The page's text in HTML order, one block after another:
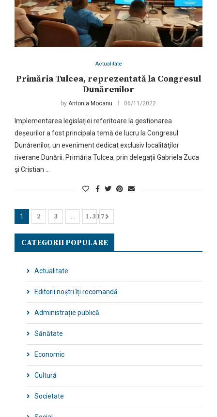
Actualitate
Primăria Tulcea, reprezentată la Congresul
Dunărenilor
by Antonia Mocanu 06/11/2022
Implementarea legislației referitoare la gestionarea
deșeurilor a fost principala temă de lucru la Congresul
Dunărenilor, un eveniment dedicat exclusiv localităţilor
riverane Dunării. Primăria Tulcea, prin delegații Gabriela Zuca
și Cristian …
1 2 3 1.317
CATEGORII POPULARE
Actualitate
Editorii noștri îți recomandă
Administrație publică
Sănătate
Economic
Cultură
Societate